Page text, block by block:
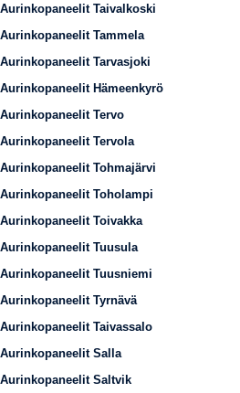
Aurinkopaneelit Taivalkoski
Aurinkopaneelit Tammela
Aurinkopaneelit Tarvasjoki
Aurinkopaneelit Hämeenkyrö
Aurinkopaneelit Tervo
Aurinkopaneelit Tervola
Aurinkopaneelit Tohmajärvi
Aurinkopaneelit Toholampi
Aurinkopaneelit Toivakka
Aurinkopaneelit Tuusula
Aurinkopaneelit Tuusniemi
Aurinkopaneelit Tyrnävä
Aurinkopaneelit Taivassalo
Aurinkopaneelit Salla
Aurinkopaneelit Saltvik